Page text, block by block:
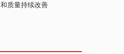
和质量持续改善